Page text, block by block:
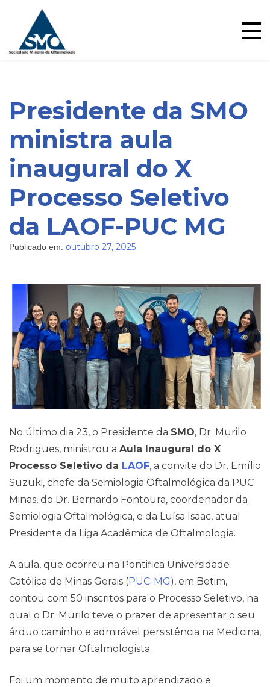
content
Blog
Pareceres Jurídicos
Presidente da SMO
ministra aula
inaugural do X
Processo Seletivo
da LAOF-PUC MG
Publicado em: outubro 27, 2025
No último dia 23, o Presidente da SMO, Dr. Murilo
Rodrigues, ministrou a Aula Inaugural do X
Processo Seletivo da LAOF, a convite do Dr. Emílio
Suzuki, chefe da Semiologia Oftalmológica da PUC
Minas, do Dr. Bernardo Fontoura, coordenador da
Semiologia Oftalmológica, e da Luísa Isaac, atual
Presidente da Liga Acadêmica de Oftalmologia.
A aula, que ocorreu na Pontifica Universidade
Católica de Minas Gerais (PUC-MG), em Betim,
contou com 50 inscritos para o Processo Seletivo, na
qual o Dr. Murilo teve o prazer de apresentar o seu
árduo caminho e admirável persistência na Medicina,
para se tornar Oftalmologista.
Foi um momento de muito aprendizado e